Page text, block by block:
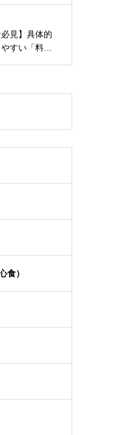
必見】具体的
すい「料理
食）